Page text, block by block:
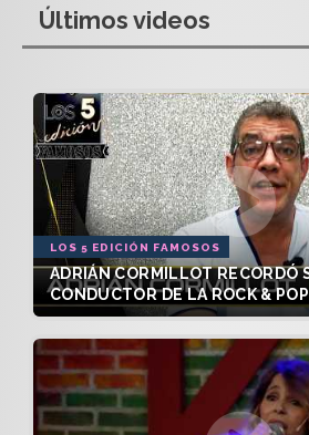
Últimos videos
LOS 5 EDICIÓN FAMOSOS
ADRIÁN CORMILLOT RECORDÓ
CONDUCTOR DE LA ROCK & POP